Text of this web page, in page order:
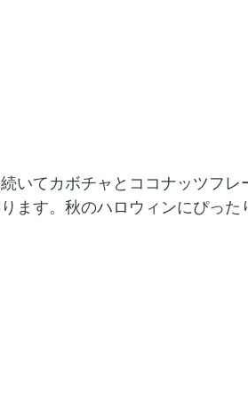
続いてカボチャとココナッツフレ
ります。秋のハロウィンにぴっ